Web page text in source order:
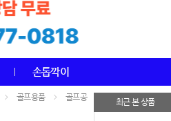
손톱깍이
최근 본 상품
골프용품 골프공